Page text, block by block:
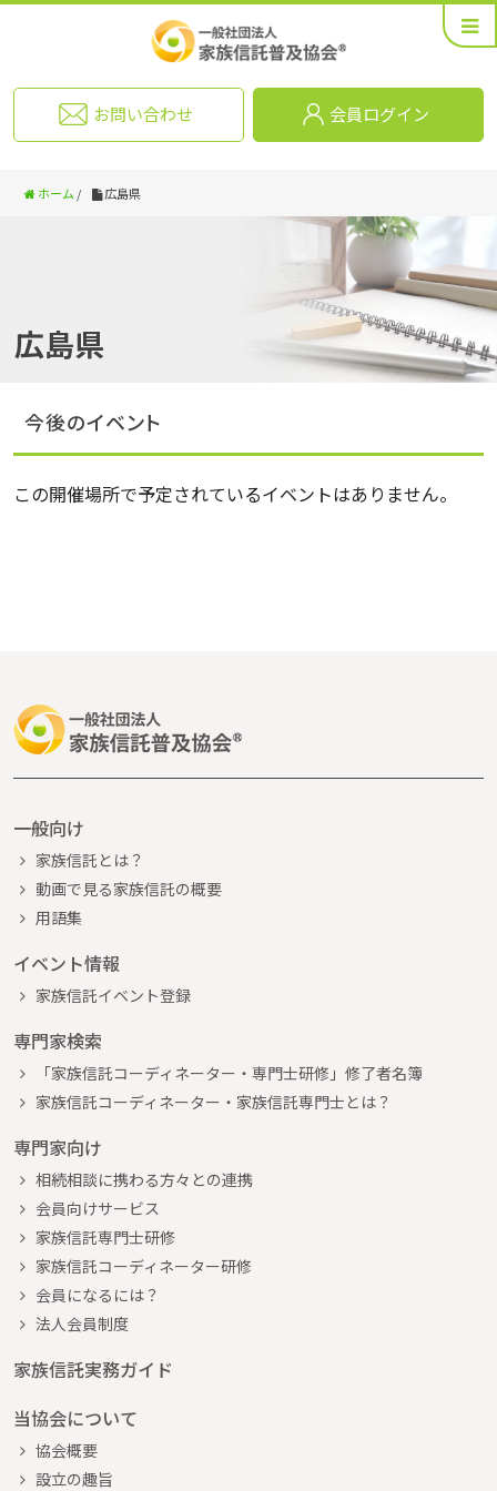
お問い合わせ 会員ログイン
ホーム / 広島県
広島県
今後のイベント
この開催場所で予定されているイベントはありません。
一般向け
家族信託とは？
動画で見る家族信託の概要
用語集
イベント情報
家族信託イベント登録
専門家検索
「家族信託コーディネーター・専門士研修」修了者名簿
家族信託コーディネーター・家族信託専門士とは？
専門家向け
相続相談に携わる方々との連携
会員向けサービス
家族信託専門士研修
家族信託コーディネーター研修
会員になるには？
法人会員制度
家族信託実務ガイド
当協会について
協会概要
設立の趣旨